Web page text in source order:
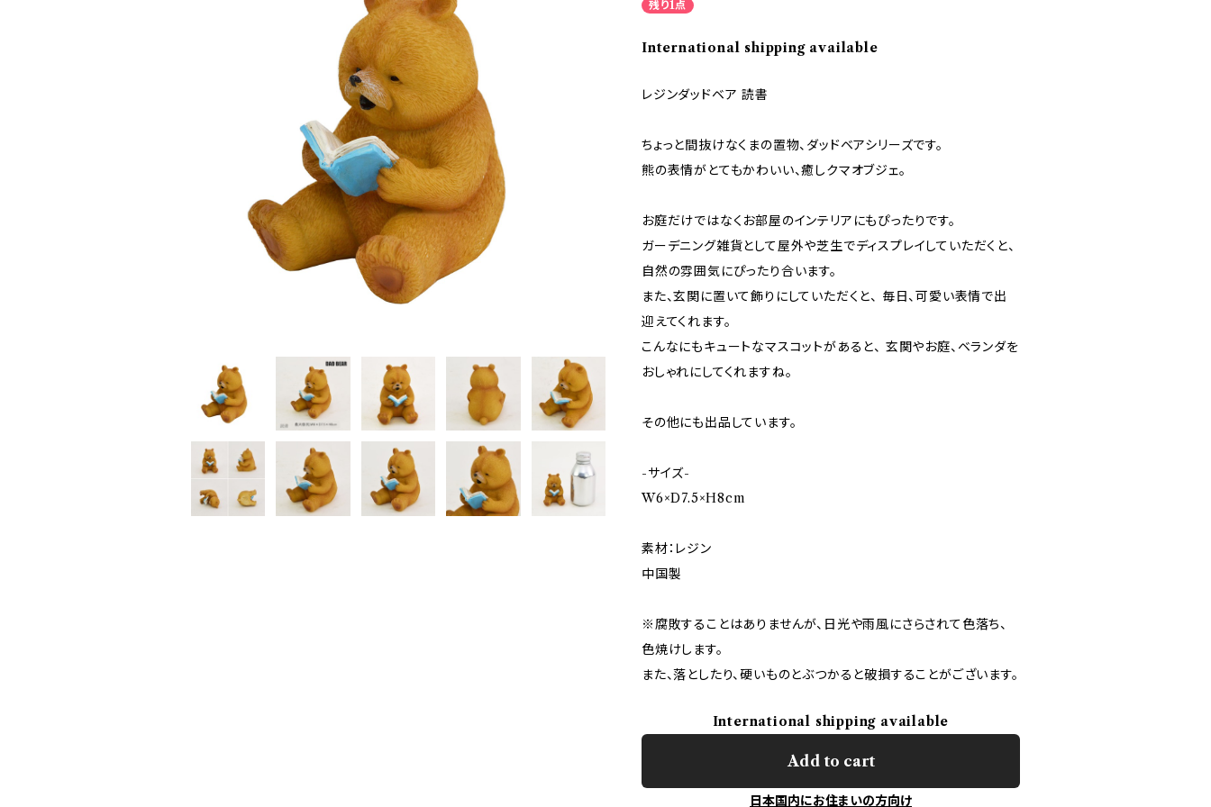
残り1点
International shipping available
レジンダッドベア 読書
ちょっと間抜けなくまの置物、ダッドベアシリーズです。
熊の表情がとてもかわいい、癒しクマオブジェ。
お庭だけではなくお部屋のインテリアにもぴったりです。
ガーデニング雑貨として屋外や芝生でディスプレイしていただくと、
自然の雰囲気にぴったり合います。
また、玄関に置いて飾りにしていただくと、 毎日、可愛い表情で出
迎えてくれます。
こんなにもキュートなマスコットがあると、 玄関やお庭、ベランダを
おしゃれにしてくれますね。
その他にも出品しています。
-サイズ-
W6×D7.5×H8cm
素材：レジン
中国製
※腐敗することはありませんが、日光や雨風にさらされて色落ち、
色焼けします。
また、落としたり、硬いものとぶつかると破損することがございます。
International shipping available
Add to cart
日本国内にお住まいの方向け